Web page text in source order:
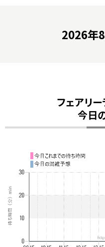
2026年8
フェアリ
今日